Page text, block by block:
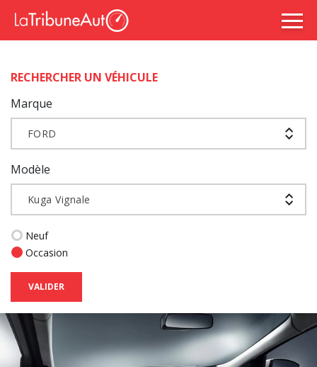
RECHERCHER UN VÉHICULE
Marque
FORD
Modèle
Kuga Vignale
Neuf
Occasion
VALIDER